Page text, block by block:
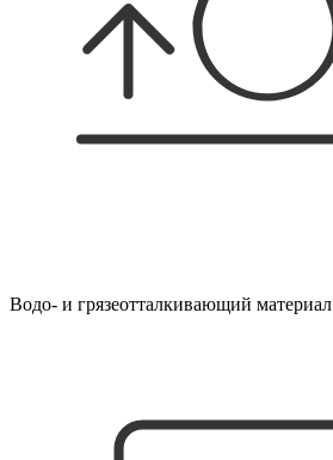
Водо- и грязеотталкивающий материал